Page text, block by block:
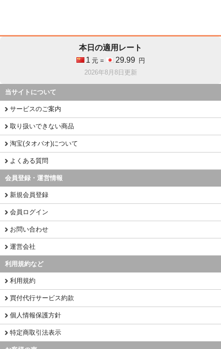
本日の適用レート
1 元 = 29.99
円
2026年8月8日更新
当サイトについて
サービスのご案内
取り扱いできない商品
淘宝(タオバオ)について
よくある質問
会員登録・運営情報
新規会員登録
会員ログイン
お問い合わせ
運営会社
利用規約など
利用規約
買付代行サービス約款
個人情報保護方針
特定商取引法表示